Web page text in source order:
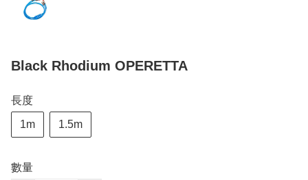
Black Rhodium OPERETTA
長度
1m 1.5m
數量